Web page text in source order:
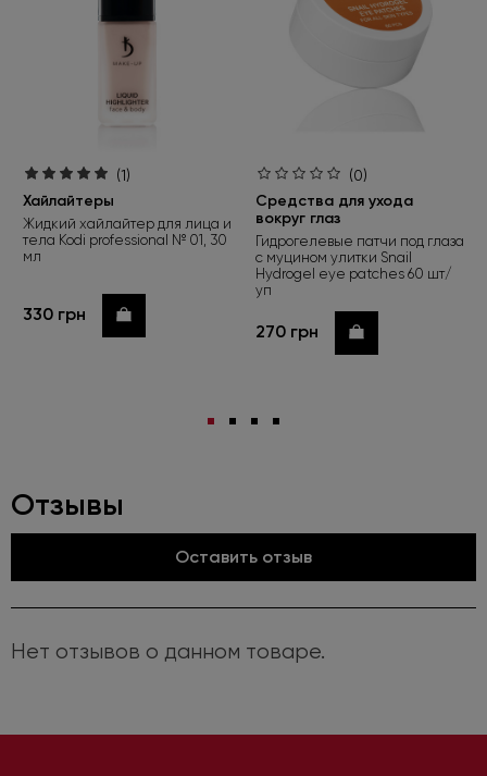
(1)
Хайлайтеры
Жидкий хайлайтер для лица и
тела Kodi professional № 01, 30
мл
330 грн Купить
(0)
Средства для ухода
вокруг глаз
Гидрогелевые патчи под глаза
с муцином улитки Snail
Hydrogel eye patches 60 шт/
уп
270 грн Купить
Отзывы
Оставить отзыв
Нет отзывов о данном товаре.